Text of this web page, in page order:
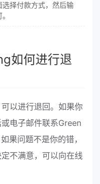
择付款方式，然后输
如何进行退
以进行退回。如果你
电子邮件联系Green
果问题不是你的错，
不满意，可以向在线